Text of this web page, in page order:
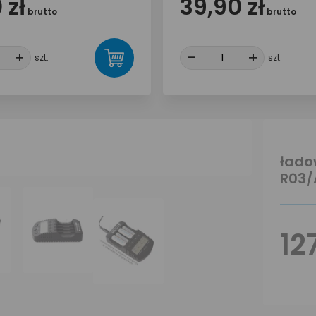
brutto
+ +
szt.
39,90 zł brutto
- + +
szt.
R03/